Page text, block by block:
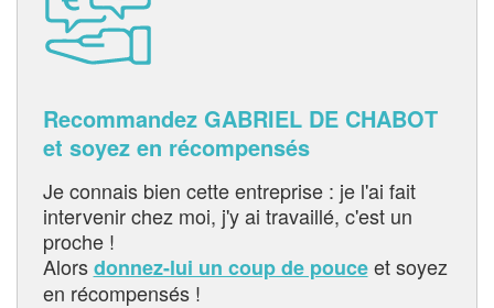
Recommandez GABRIEL DE CHABOT
et soyez en récompensés
Je connais bien cette entreprise : je l'ai fait
intervenir chez moi, j'y ai travaillé, c'est un
proche !
Alorsdonnez-lui un coup de pouceet soyez
en récompensés !